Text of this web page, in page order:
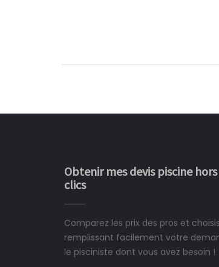
Obtenir mes devis piscine
clics
Comparez les prix des pros et
remplissant facilement votre
le pisciniste dont vous avez besoin !
Le rêve
construit